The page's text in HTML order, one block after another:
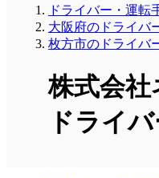
ドライバー・運転
大阪府のドライバ
枚方市のドライバ
株式会
ドライ